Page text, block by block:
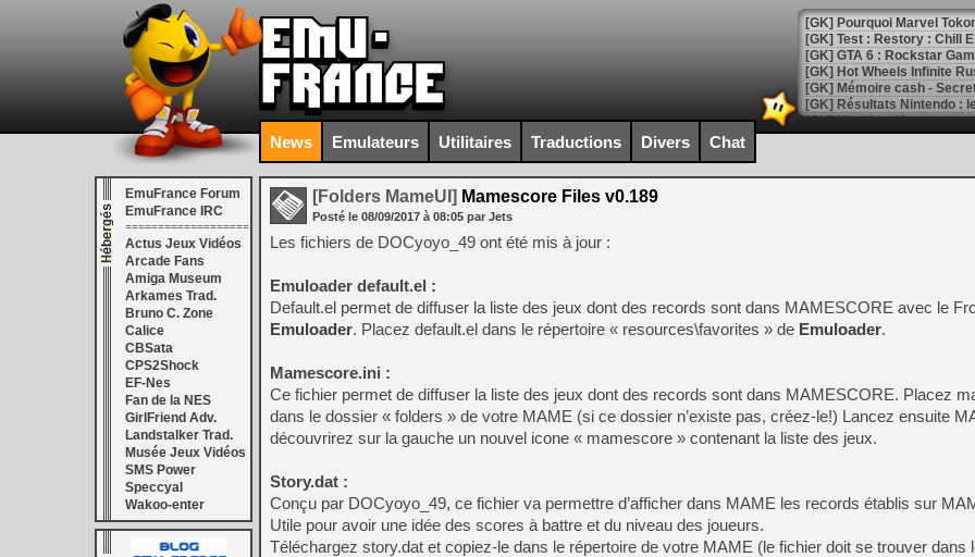
[GK] Test : Restory : Chill
[GK] GTA 6 : Rockstar
[GK] Hot Wheels Infinite
[GK] Mémoire cash -
[GK] Résultats Nintendo :
[GK] Déjà des
[Mo5] Brickboy cherche à
[GK] Minecraft et ses «
[GK] Beast of
[GK] Ubisoft : fin de partie
[GK] Mémoire cash -
[GK] Dan Houser (GTA)
[GK] Comment EA Sports
[GK] Crimson Moon : un
[GK] Isle of Reveries : le
[GK] Moonlighter 2 : The
[GK] Capcom relance
[Mo5] Deux inédits du
[GK] Le beat'em up The
[GK] Endless Legend 2 :
[LS] [PS5] Le WebKit
News Emulateurs Utilitaires Traductions Divers Chat
EmuFrance Forum
EmuFrance IRC
===================
Actus Jeux Vidéos
Arcade Fans
Amiga Museum
Arkames Trad.
Bruno C. Zone
Calice
CBSata
CPS2Shock
EF-Nes
Fan de la NES
GirlFriend Adv.
Landstalker Trad.
Musée Jeux Vidéos
SMS Power
Speccyal
Wakoo-enter
[Folders MameUI] Mamescore Files v0.189
Posté le 08/09/2017 à 08:05 par Jets
Les fichiers de DOCyoyo_49 ont été mis à jour :
Emuloader default.el :
Default.el permet de diffuser la liste des jeux dont des records sont dans MAMESCORE avec le
Emuloader. Placez default.el dans le répertoire « resources\favorites » de Emuloader.
Mamescore.ini :
Ce fichier permet de diffuser la liste des jeux dont des records sont dans MAMESCORE. Placez
dans le dossier « folders » de votre MAME (si ce dossier n’existe pas, créez-le!) Lancez ensuite
découvrirez sur la gauche un nouvel icone « mamescore » contenant la liste des jeux.
Story.dat :
Conçu par DOCyoyo_49, ce fichier va permettre d’afficher dans MAME les records établis sur
Utile pour avoir une idée des scores à battre et du niveau des joueurs.
Téléchargez story.dat et copiez-le dans le répertoire de votre MAME (le fichier doit se trouver dans